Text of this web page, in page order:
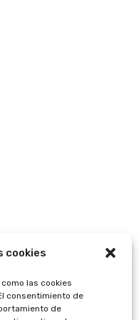
cookies
las cookies
consentimiento de
de